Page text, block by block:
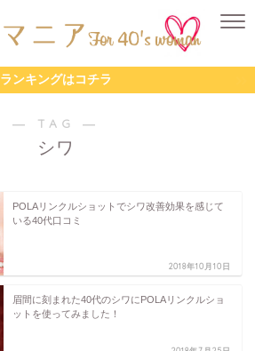
ランキングはコチラ
― TAG ―
シワ
POLAリンクルショットでシワ改善効果を感じて
いる40代口コミ
2018年10月10日
眉間に刻まれた40代のシワにPOLAリンクルショ
ットを使ってみました！